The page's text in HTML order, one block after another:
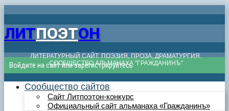
ЛИТПОЭТОН
ЛИТЕРАТУРНЫЙ САЙТ. ПОЭЗИЯ, ПРОЗА, ДРАМАТУРГИЯ.
СООБЩЕСТВО АЛЬМАНАХА "ГРАЖДАНИНЪ"
Войдите на сайт или зарегистрируйтесь
Сообщество сайтов
Сайт Литпоэтон-конкурс
Официальный сайт альманаха «Гражданинъ»